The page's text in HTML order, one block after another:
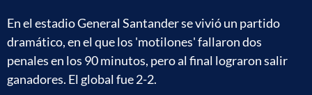
En el estadio General Santander se vivió un partido
dramático, en el que los 'motilones' fallaron dos
penales en los 90 minutos, pero al final lograron salir
ganadores. El global fue 2-2.